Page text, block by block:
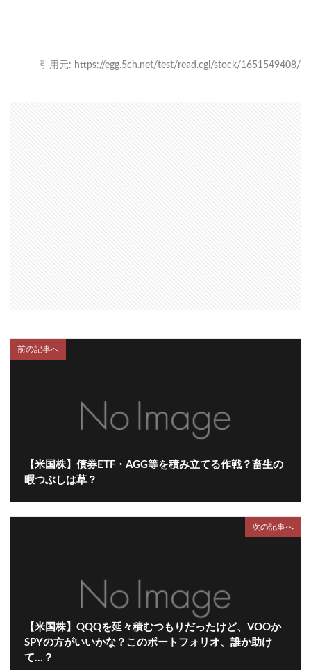
引用元: https://egg.5ch.net/test/read.cgi/stock/1651549408/
前の記事へ
【米国株】債券ETF・AGG等を積み立てる作戦？畜生の
暇つぶしは草？
次の記事へ
【米国株】QQQを延々積むつもりだったけど、VOOか
SPYの方がいいかな？このポートフォリオ、誰か助け
て…？